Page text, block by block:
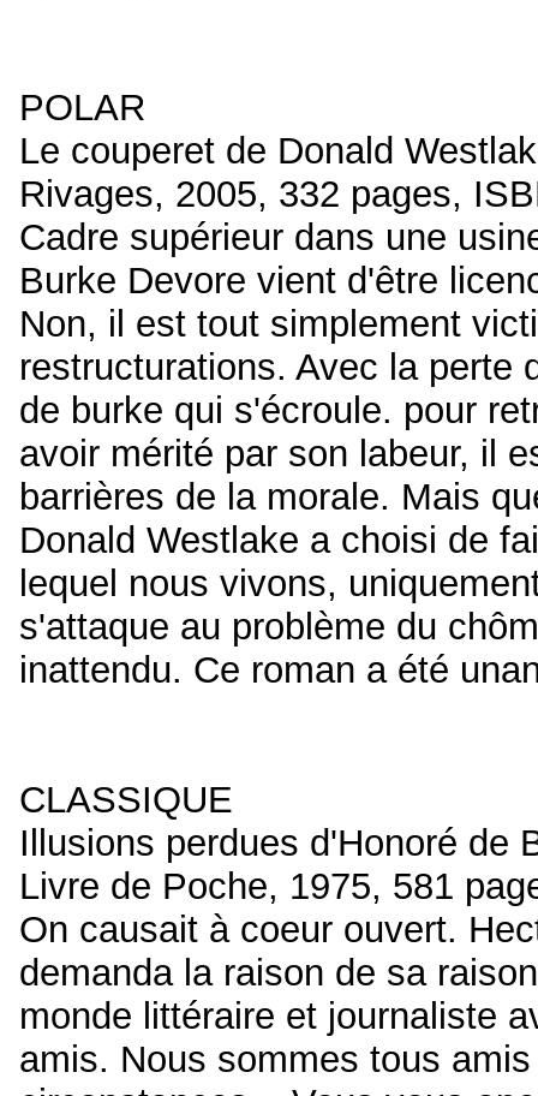
POLAR
Le couperet de Donald
Rivages, 2005, 332 pages,
Cadre supérieur dans une
Burke Devore vient d'être
Non, il est tout simplement
restructurations. Avec la perte
de burke qui s'écroule. pour
avoir mérité par son labeur, il
barrières de la morale. Mais
Donald Westlake a choisi de
lequel nous vivons,
s'attaque au problème du
inattendu. Ce roman a été
CLASSIQUE
Illusions perdues d'Honoré de
Livre de Poche, 1975, 581
On causait à coeur ouvert.
demanda la raison de sa
monde littéraire et journaliste
amis. Nous sommes tous